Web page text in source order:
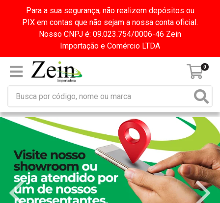
Para a sua segurança, não realizem depósitos ou
PIX em contas que não sejam a nossa conta oficial.
Nosso CNPJ é: 09.023.754/0006-46 Zein
Importação e Comércio LTDA
0